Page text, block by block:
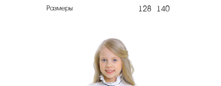
Размеры 128 140